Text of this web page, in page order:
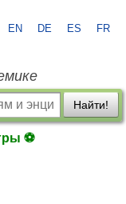
EN DE ES FR
Найти!
⚽